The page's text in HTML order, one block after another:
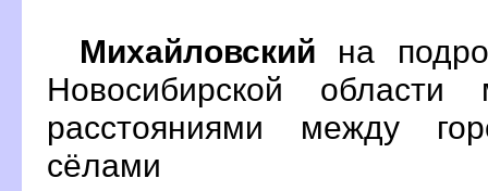
Михайловский на
Новосибирской
расстояниями между
сёлами